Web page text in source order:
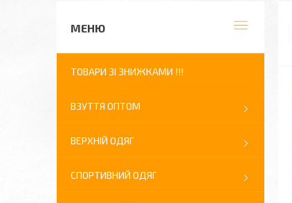
ТОВАРИ ЗІ ЗНИЖКАМИ !!!
ВЗУТТЯ ОПТОМ
ВЕРХНІЙ ОДЯГ
СПОРТИВНИЙ ОДЯГ